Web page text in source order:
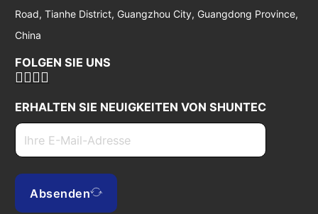
Road, Tianhe District, Guangzhou City, Guangdong Province,
China
FOLGEN SIE UNS
ERHALTEN SIE NEUIGKEITEN VON SHUNTEC
Absenden